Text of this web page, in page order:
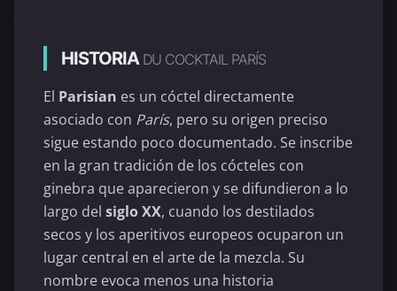
HISTORIA DU COCKTAIL PARÍS
El Parisian es un cóctel directamente
asociado con París, pero su origen preciso
sigue estando poco documentado. Se inscribe
en la gran tradición de los cócteles con
ginebra que aparecieron y se difundieron a lo
largo del siglo XX, cuando los destilados
secos y los aperitivos europeos ocuparon un
lugar central en el arte de la mezcla. Su
nombre evoca menos una historia